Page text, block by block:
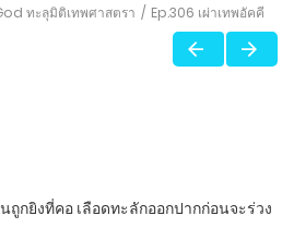
ทะลุมิติเทพศาสตรา Ep.306 เผ่าเทพอัคคี
ถูกยิงที่คอ เลือดทะลักออกปากก่อนจะร่วง